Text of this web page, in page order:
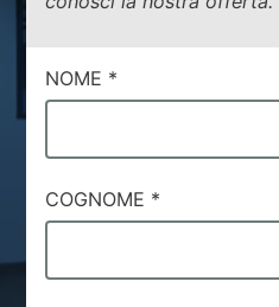
NOME *
COGNOME *